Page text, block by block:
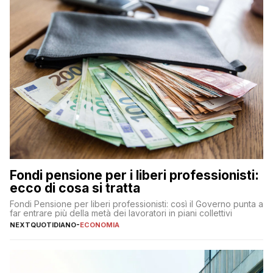
Fondi pensione per i liberi professionisti:
ecco di cosa si tratta
Fondi Pensione per liberi professionisti: così il Governo punta a
far entrare più della metà dei lavoratori in piani collettivi
NEXTQUOTIDIANO-ECONOMIA